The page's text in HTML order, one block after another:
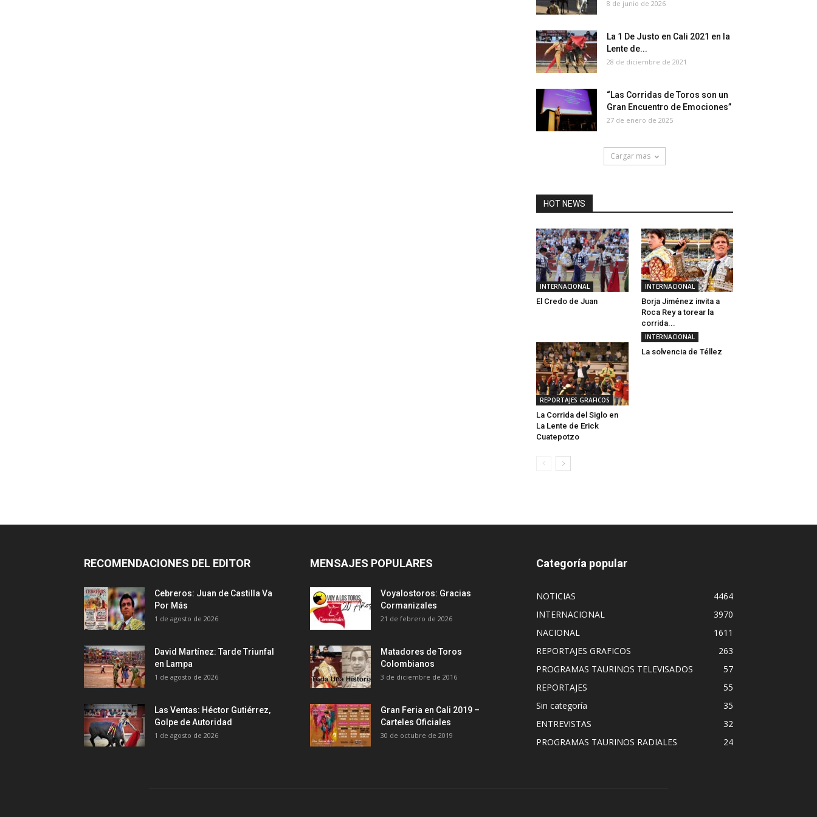
8 de junio de 2026
La 1 De Justo en Cali 2021 en la
Lente de...
28 de diciembre de 2021
“Las Corridas de Toros son un
Gran Encuentro de Emociones”
27 de enero de 2025
Cargar mas
HOT NEWS
INTERNACIONAL
El Credo de Juan
INTERNACIONAL
Borja Jiménez invita a
Roca Rey a torear la
corrida...
REPORTAJES GRAFICOS
La Corrida del Siglo en
La Lente de Erick
Cuatepotzo
INTERNACIONAL
La solvencia de Téllez
RECOMENDACIONES DEL EDITOR
Cebreros: Juan de Castilla Va
Por Más
1 de agosto de 2026
David Martínez: Tarde Triunfal
en Lampa
1 de agosto de 2026
Las Ventas: Héctor Gutiérrez,
Golpe de Autoridad
1 de agosto de 2026
MENSAJES POPULARES
Voyalostoros: Gracias
Cormanizales
21 de febrero de 2026
Matadores de Toros
Colombianos
3 de diciembre de 2016
Gran Feria en Cali 2019 –
Carteles Oficiales
30 de octubre de 2019
Categoría popular
NOTICIAS
4464
INTERNACIONAL
3970
NACIONAL
1611
REPORTAJES GRAFICOS
263
PROGRAMAS TAURINOS TELEVISADOS
57
REPORTAJES
55
Sin categoría
35
ENTREVISTAS
32
PROGRAMAS TAURINOS RADIALES
24